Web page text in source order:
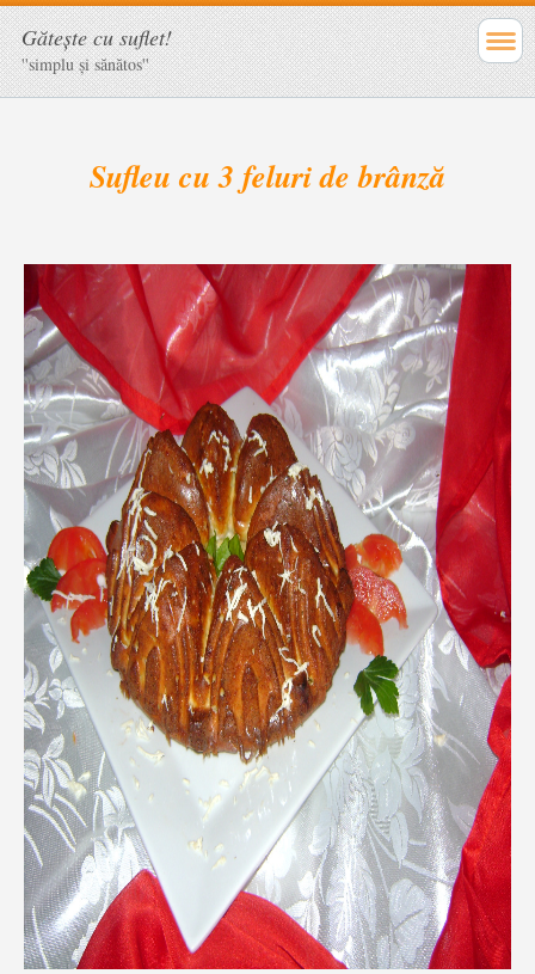
Găteşte cu suflet!
''simplu şi sănătos''
Sufleu cu 3 feluri de brânză